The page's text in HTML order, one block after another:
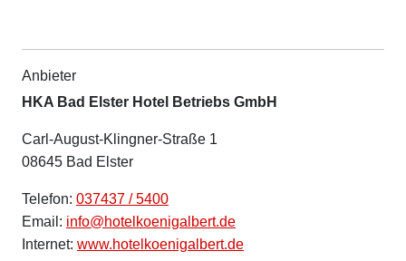
Anbieter
HKA Bad Elster Hotel Betriebs GmbH
Carl-August-Klingner-Straße 1
08645 Bad Elster
Telefon: 037437 / 5400
Email: info@hotelkoenigalbert.de
Internet: www.hotelkoenigalbert.de